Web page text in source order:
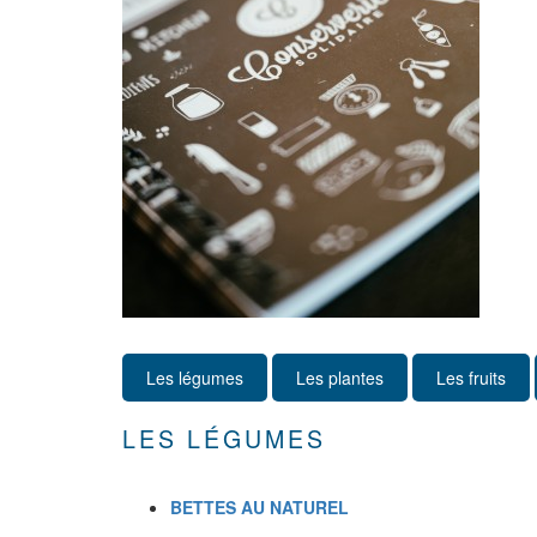
Les légumes Les plantes Les fruits
LES LÉGUMES
BETTES AU NATUREL